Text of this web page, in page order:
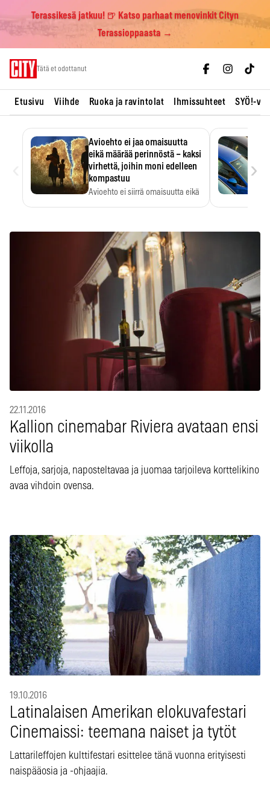
Terassikesä jatkuu! 🍺 Katso parhaat menovinkit Cityn
Terassioppaasta →
Tätä et odottanut
Etusivu Viihde Ruoka ja ravintolat Ihmissuhteet SYÖ!-
Avioehto ei jaa omaisuutta
eikä määrää perinnöstä – kaksi
virhettä, joihin moni edelleen
kompastuu
Avioehto ei siirrä omaisuutta eikä
›
22.11.2016
Kallion cinemabar Riviera avataan ensi
viikolla
Leffoja, sarjoja, naposteltavaa ja juomaa tarjoileva korttelikino
avaa vihdoin ovensa.
19.10.2016
Latinalaisen Amerikan elokuvafestari
Cinemaissi: teemana naiset ja tytöt
Lattarileffojen kulttifestari esittelee tänä vuonna erityisesti
naispääosia ja -ohjaajia.